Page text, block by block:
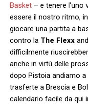
Basket – e tenere l’uno
essere il nostro ritmo,
giocare una partita a
contro la The Flexx
difficilmente
anche in virtù delle
dopo Pistoia andiamo a
trasferte a Brescia e
calendario facile da qui